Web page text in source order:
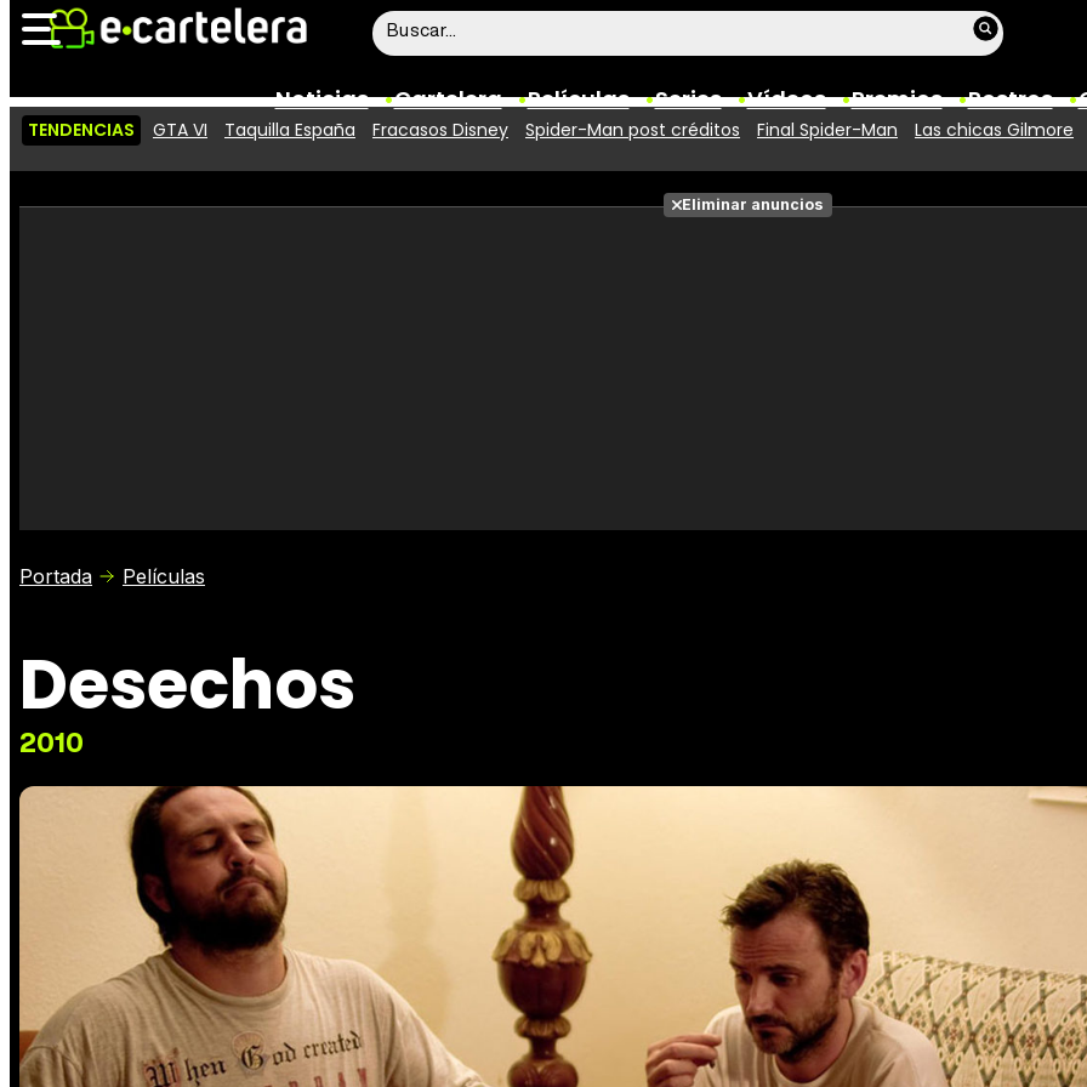
Noticias Cartelera Películas Series Vídeos Premios Rostros
Vídeos
Taquilla
Fotos
TENDENCIAS GTA VI Taquilla España Fracasos Disney Spider-Man post créditos Final Spider-Man Las chicas Gilmore
Eliminar anuncios
Portada Películas
Desechos
2010